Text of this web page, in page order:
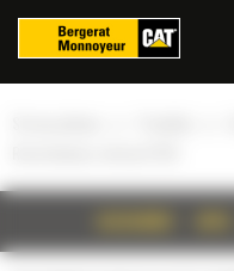
Panel zarządzania plikami cookies